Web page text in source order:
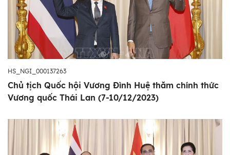
HS_NGI_000137263
Chủ tịch Quốc hội Vương Đình Huệ thăm chính thức
Vương quốc Thái Lan (7-10/12/2023)